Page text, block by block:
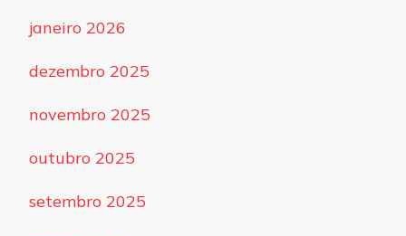
janeiro 2026
dezembro 2025
novembro 2025
outubro 2025
setembro 2025